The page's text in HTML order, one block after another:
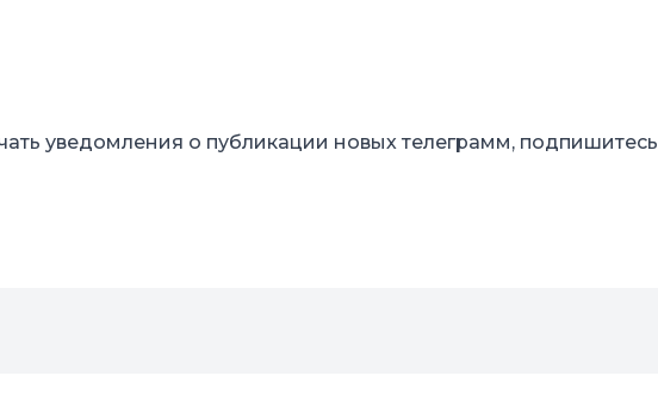
уведомления о публикации новых телеграмм,